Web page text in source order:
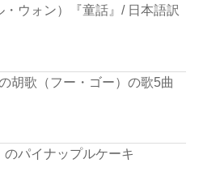
ウォン）『童話』/ 日本語訳
胡歌（フー・ゴー）の歌5曲
のパイナップルケーキ